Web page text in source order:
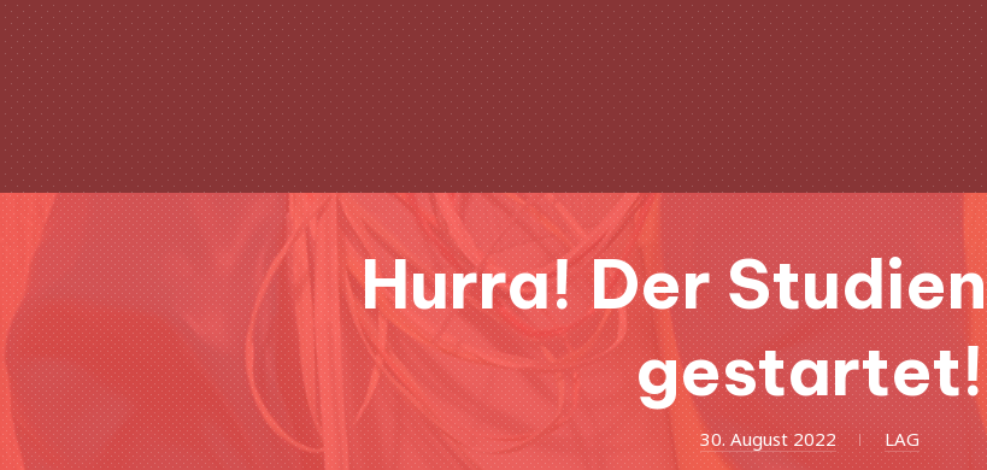
Hurra! Der
gestartet!
30. August 2022 LAG